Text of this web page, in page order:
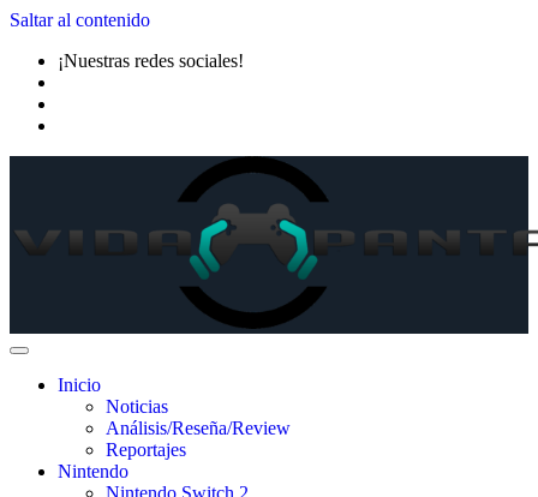
Saltar al contenido
¡Nuestras redes sociales!
Inicio
Noticias
Análisis/Reseña/Review
Reportajes
Nintendo
Nintendo Switch 2